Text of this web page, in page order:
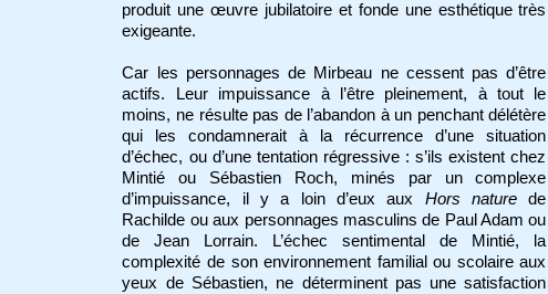
produit une œuvre jubilatoire et fonde une esthétique très
exigeante.
Car les personnages de Mirbeau ne cessent pas d’être
actifs. Leur impuissance à l’être pleinement, à tout le
moins, ne résulte pas de l’abandon à un penchant délétère
qui les condamnerait à la récurrence d’une situation
d’échec, ou d’une tentation régressive : s’ils existent chez
Mintié ou Sébastien Roch, minés par un complexe
d’impuissance, il y a loin d’eux aux Hors nature de
Rachilde ou aux personnages masculins de Paul Adam ou
de Jean Lorrain. L’échec sentimental de Mintié, la
complexité de son environnement familial ou scolaire aux
yeux de Sébastien, ne déterminent pas une satisfaction